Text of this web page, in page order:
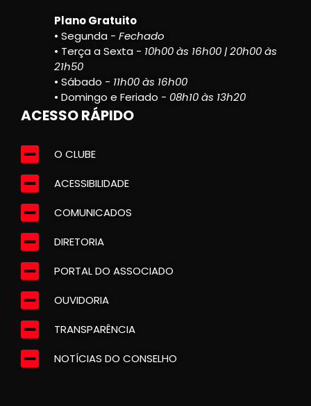
Plano Gratuito
• Segunda - Fechado
• Terça a Sexta - 10h00 às 16h00 | 20h00 às
21h50
• Sábado - 11h00 às 16h00
• Domingo e Feriado - 08h10 às 13h20
ACESSO RÁPIDO
O CLUBE
ACESSIBILIDADE
COMUNICADOS
DIRETORIA
PORTAL DO ASSOCIADO
OUVIDORIA
TRANSPARÊNCIA
NOTÍCIAS DO CONSELHO